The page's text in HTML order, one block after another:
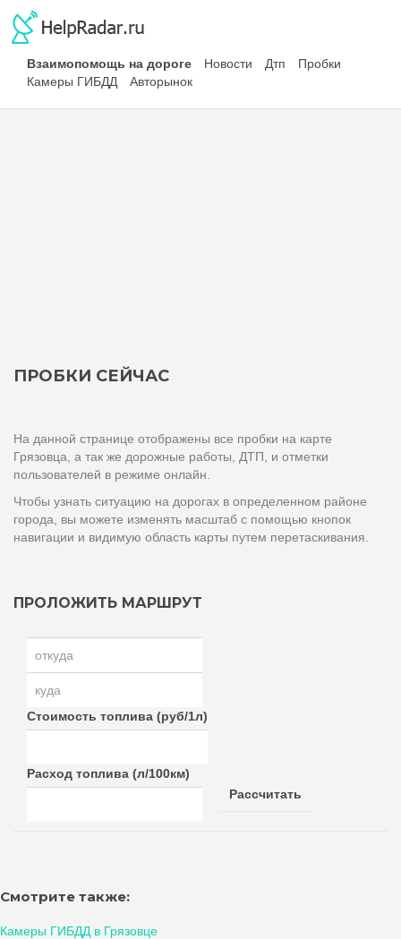
Взаимопомощь на дороге Новости Дтп
Пробки
Камеры ГИБДД
Авторынок
ПРОБКИ СЕЙЧАС
На данной странице отображены все пробки на карте
Грязовца, а так же дорожные работы, ДТП, и отметки
пользователей в режиме онлайн.
Чтобы узнать ситуацию на дорогах в определенном районе
города, вы можете изменять масштаб с помощью кнопок
навигации и видимую область карты путем перетаскивания.
ПРОЛОЖИТЬ МАРШРУТ
Стоимость топлива (руб/1л)
Расход топлива (л/100км)
Рассчитать
Смотрите также:
Камеры ГИБДД в Грязовце